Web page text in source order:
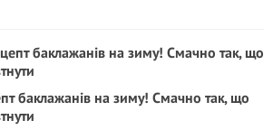
баклажанів на зиму! Смачно так, що